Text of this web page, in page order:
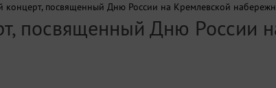
концерт, посвященный Дню России на Кремлевской
посвященный Дню России